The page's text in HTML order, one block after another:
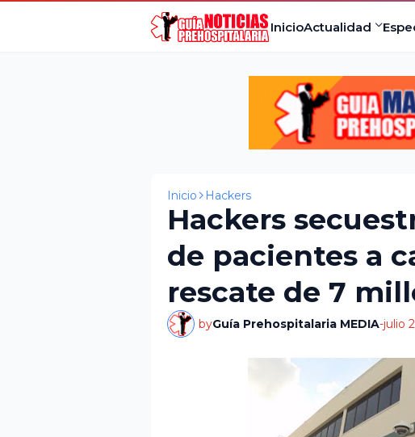
InicioActualidad
Inicio Hackers
Hackers
de pacientes a
rescate de 7
byGuía Prehospitalaria MEDIA-julio